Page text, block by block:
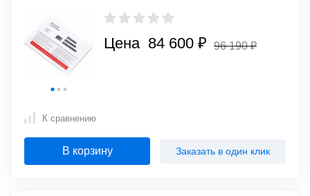
Цена 84 600 ₽ 96 190 ₽
К сравнению
В корзину Заказать в один клик